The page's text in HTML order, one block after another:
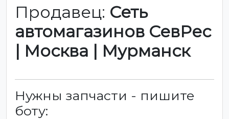
Продавец: Сеть
автомагазинов СевРес
| Москва | Мурманск
Нужны запчасти - пишите
боту: